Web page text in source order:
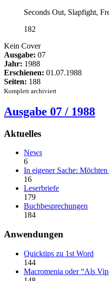
Seconds Out, Slapfight,
182
Kein Cover
Ausgabe: 07
Jahr: 1988
Erschienen: 01.07.1988
Seiten: 188
Komplett archiviert
Ausgabe 07 / 1988
Aktuelles
News
6
In eigener Sache:
16
Leserbriefe
179
Buchbesprechungen
184
Anwendungen
Quicktips zu 1st Word
144
Macromenia oder “Als